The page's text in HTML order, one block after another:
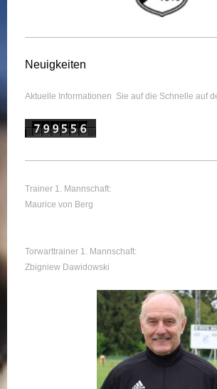
Neuigkeiten
Aktuelle Informationen Sie auf die Schnelle auf
Trainer 1. Mannschaft:
Maurice von Berg
Torwarttrainer 1. Mannschaft:
Zbigniew Dawidowski